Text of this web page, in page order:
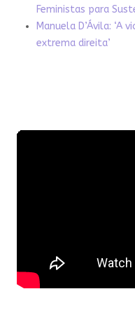
Feministas para
Manuela D’Ávila: ‘A
extrema direita’